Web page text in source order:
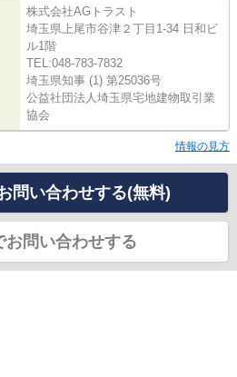
株式会社AGトラスト
埼玉県上尾市谷津２丁目1-34 日和ビ
ル1階
TEL:048-783-7832
埼玉県知事 (1) 第25036号
公益社団法人埼玉県宅地建物取引業
協会
情報の見方
問い合わせする(無料)
お問い合わせする